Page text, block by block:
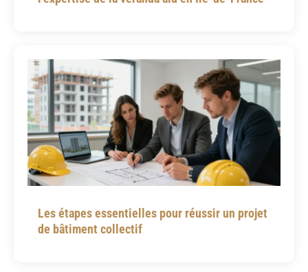
Les étapes essentielles pour réussir un projet
de bâtiment collectif